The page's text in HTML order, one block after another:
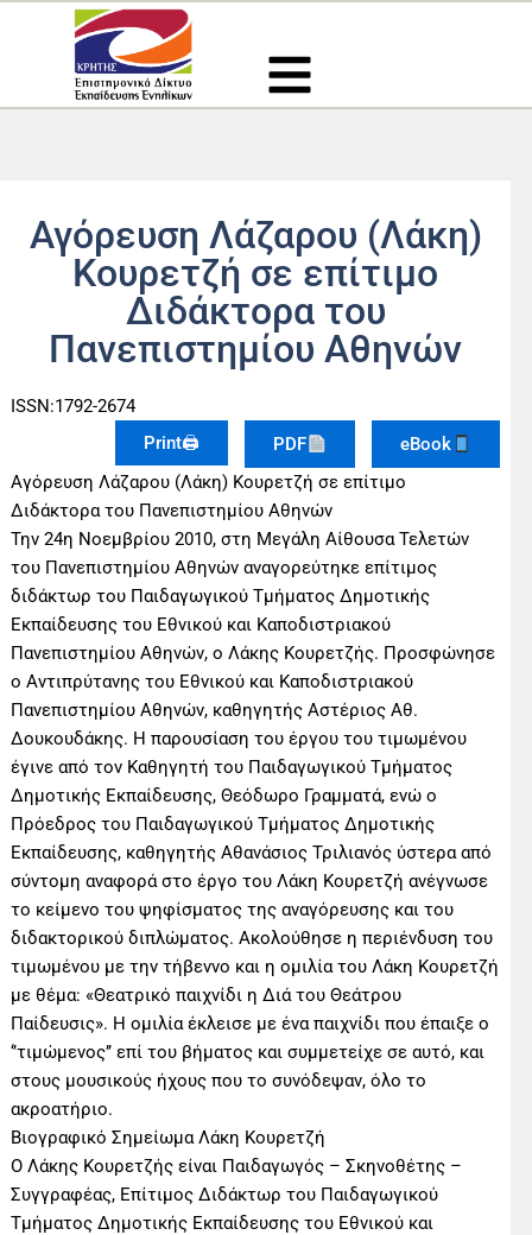
Μετάβαση
περιεχόμενο
Αγόρευση Λάζαρου (Λάκη)
Κουρετζή σε επίτιμο
Διδάκτορα του
Πανεπιστημίου Αθηνών
ISSN:1792-2674
Print🖨
PDF
eBook
Αγόρευση Λάζαρου (Λάκη) Κουρετζή σε επίτιμο
Διδάκτορα του Πανεπιστημίου Αθηνών
Την 24η Νοεμβρίου 2010, στη Μεγάλη Αίθουσα Τελετών
του Πανεπιστημίου Αθηνών αναγορεύτηκε επίτιμος
διδάκτωρ του Παιδαγωγικού Τμήματος Δημοτικής
Εκπαίδευσης του Εθνικού και Καποδιστριακού
Πανεπιστημίου Αθηνών, ο Λάκης Κουρετζής. Προσφώνησε
ο Αντιπρύτανης του Εθνικού και Καποδιστριακού
Πανεπιστημίου Αθηνών, καθηγητής Αστέριος Αθ.
Δουκουδάκης. Η παρουσίαση του έργου του τιμωμένου
έγινε από τον Καθηγητή του Παιδαγωγικού Τμήματος
Δημοτικής Εκπαίδευσης, Θεόδωρο Γραμματά, ενώ ο
Πρόεδρος του Παιδαγωγικού Τμήματος Δημοτικής
Εκπαίδευσης, καθηγητής Αθανάσιος Τριλιανός ύστερα από
σύντομη αναφορά στο έργο του Λάκη Κουρετζή ανέγνωσε
το κείμενο του ψηφίσματος της αναγόρευσης και του
διδακτορικού διπλώματος. Ακολούθησε η περιένδυση του
τιμωμένου με την τήβεννο και η ομιλία του Λάκη Κουρετζή
με θέμα: «Θεατρικό παιχνίδι η Διά του Θεάτρου
Παίδευσις». Η ομιλία έκλεισε με ένα παιχνίδι που έπαιξε ο
‘’τιμώμενος’’ επί του βήματος και συμμετείχε σε αυτό, και
στους μουσικούς ήχους που το συνόδεψαν, όλο το
ακροατήριο.
Βιογραφικό Σημείωμα Λάκη Κουρετζή
Ο Λάκης Κουρετζής είναι Παιδαγωγός – Σκηνοθέτης –
Συγγραφέας, Επίτιμος Διδάκτωρ του Παιδαγωγικού
Τμήματος Δημοτικής Εκπαίδευσης του Εθνικού και